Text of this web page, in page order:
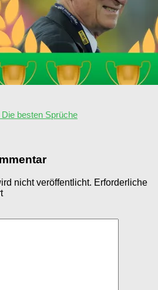
besten Sprüche
nicht veröffentlicht. Erforderliche